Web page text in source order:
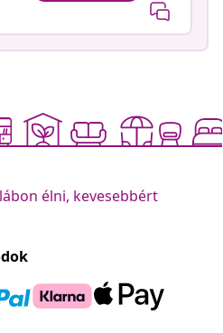
élni, kevesebbért